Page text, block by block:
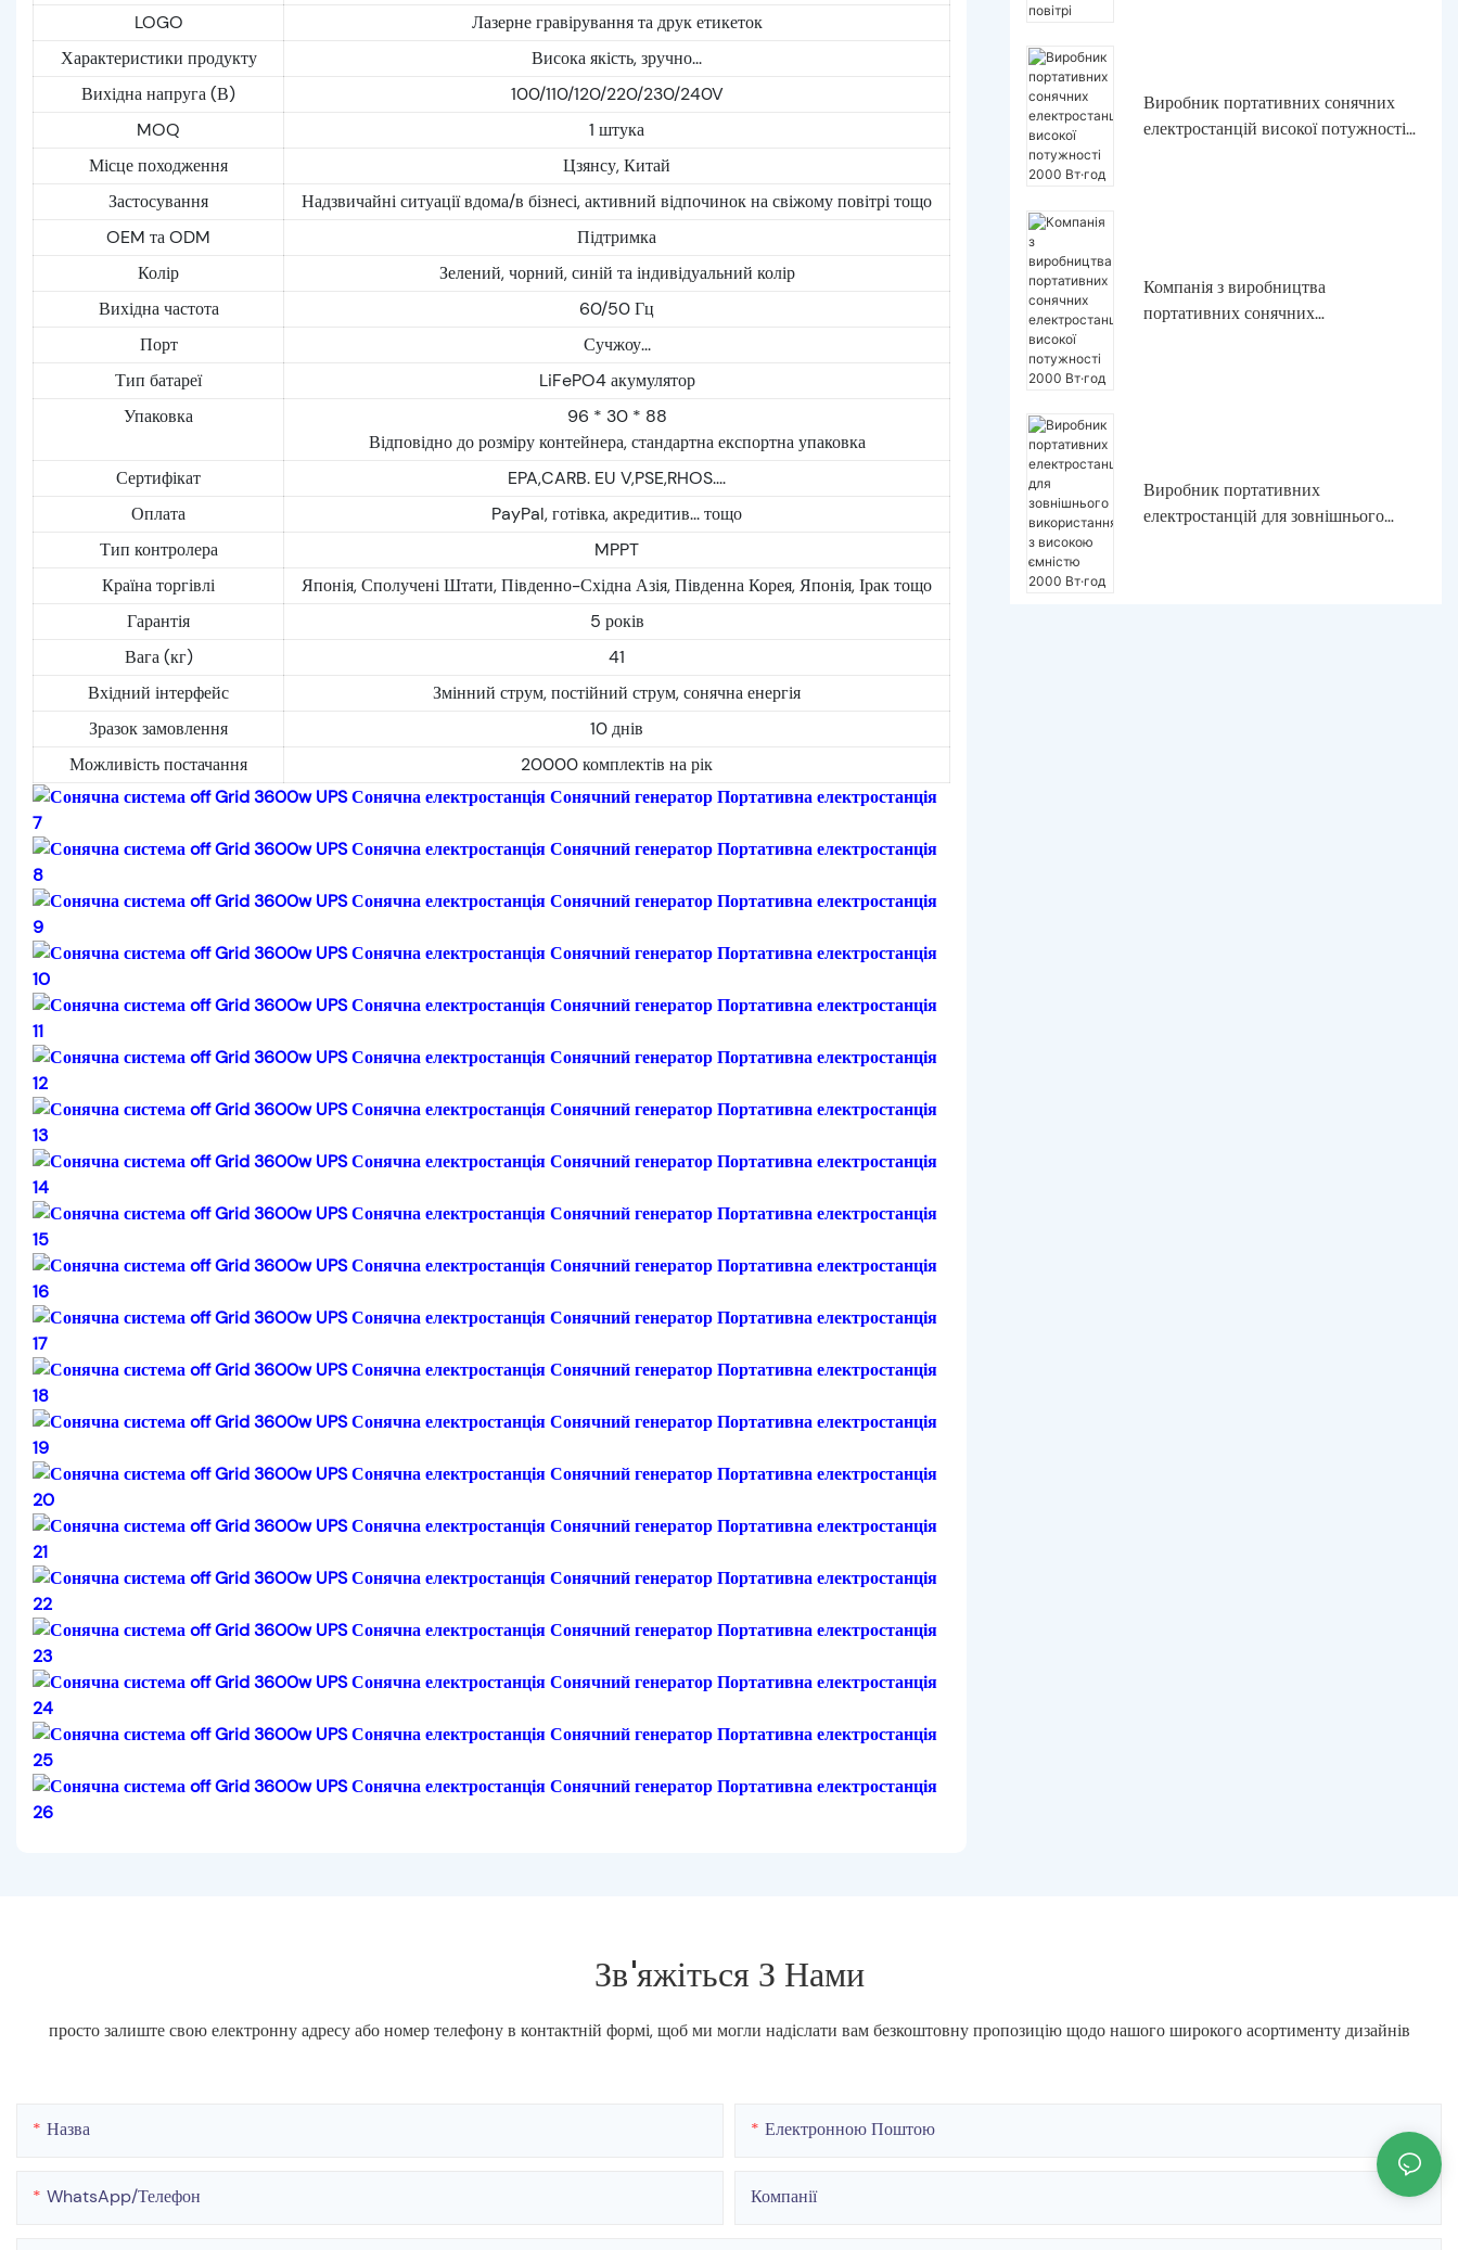
LOGO
Лазерне гравірування та друк етикеток
Характеристики продукту
Висока якість, зручно...
Вихідна напруга (В)
100/110/120/220/230/240V
MOQ
1 штука
Місце походження
Цзянсу, Китай
Застосування
Надзвичайні ситуації вдома/в бізнесі, активний відпочинок на свіжому повітрі тощо
OEM та ODM
Підтримка
Колір
Зелений, чорний, синій та індивідуальний колір
Вихідна частота
60/50 Гц
Порт
Сучжоу...
Тип батареї
LiFePO4 акумулятор
Упаковка
96 * 30 * 88
Відповідно до розміру контейнера, стандартна експортна упаковка
Сертифікат
EPA,CARB. EU V,PSE,RHOS....
Оплата
PayPal, готівка, акредитив... тощо
Тип контролера
MPPT
Країна торгівлі
Японія, Сполучені Штати, Південно-Східна Азія, Південна Корея, Японія, Ірак тощо
Гарантія
5 років
Вага (кг)
41
Вхідний інтерфейс
Змінний струм, постійний струм, сонячна енергія
Зразок замовлення
10 днів
Можливість постачання
20000 комплектів на рік
Виробник портативних сонячних
електростанцій високої потужності
Компанія з виробництва
портативних сонячних
Виробник портативних
електростанцій для зовнішнього
Зв'яжіться З Нами
просто залиште свою електронну адресу або номер телефону в контактній формі, щоб ми могли надіслати вам безкоштовну пропозицію щодо нашого широкого асортименту дизайнів
Назва Електронною Поштою
WhatsApp/телефон Компанії